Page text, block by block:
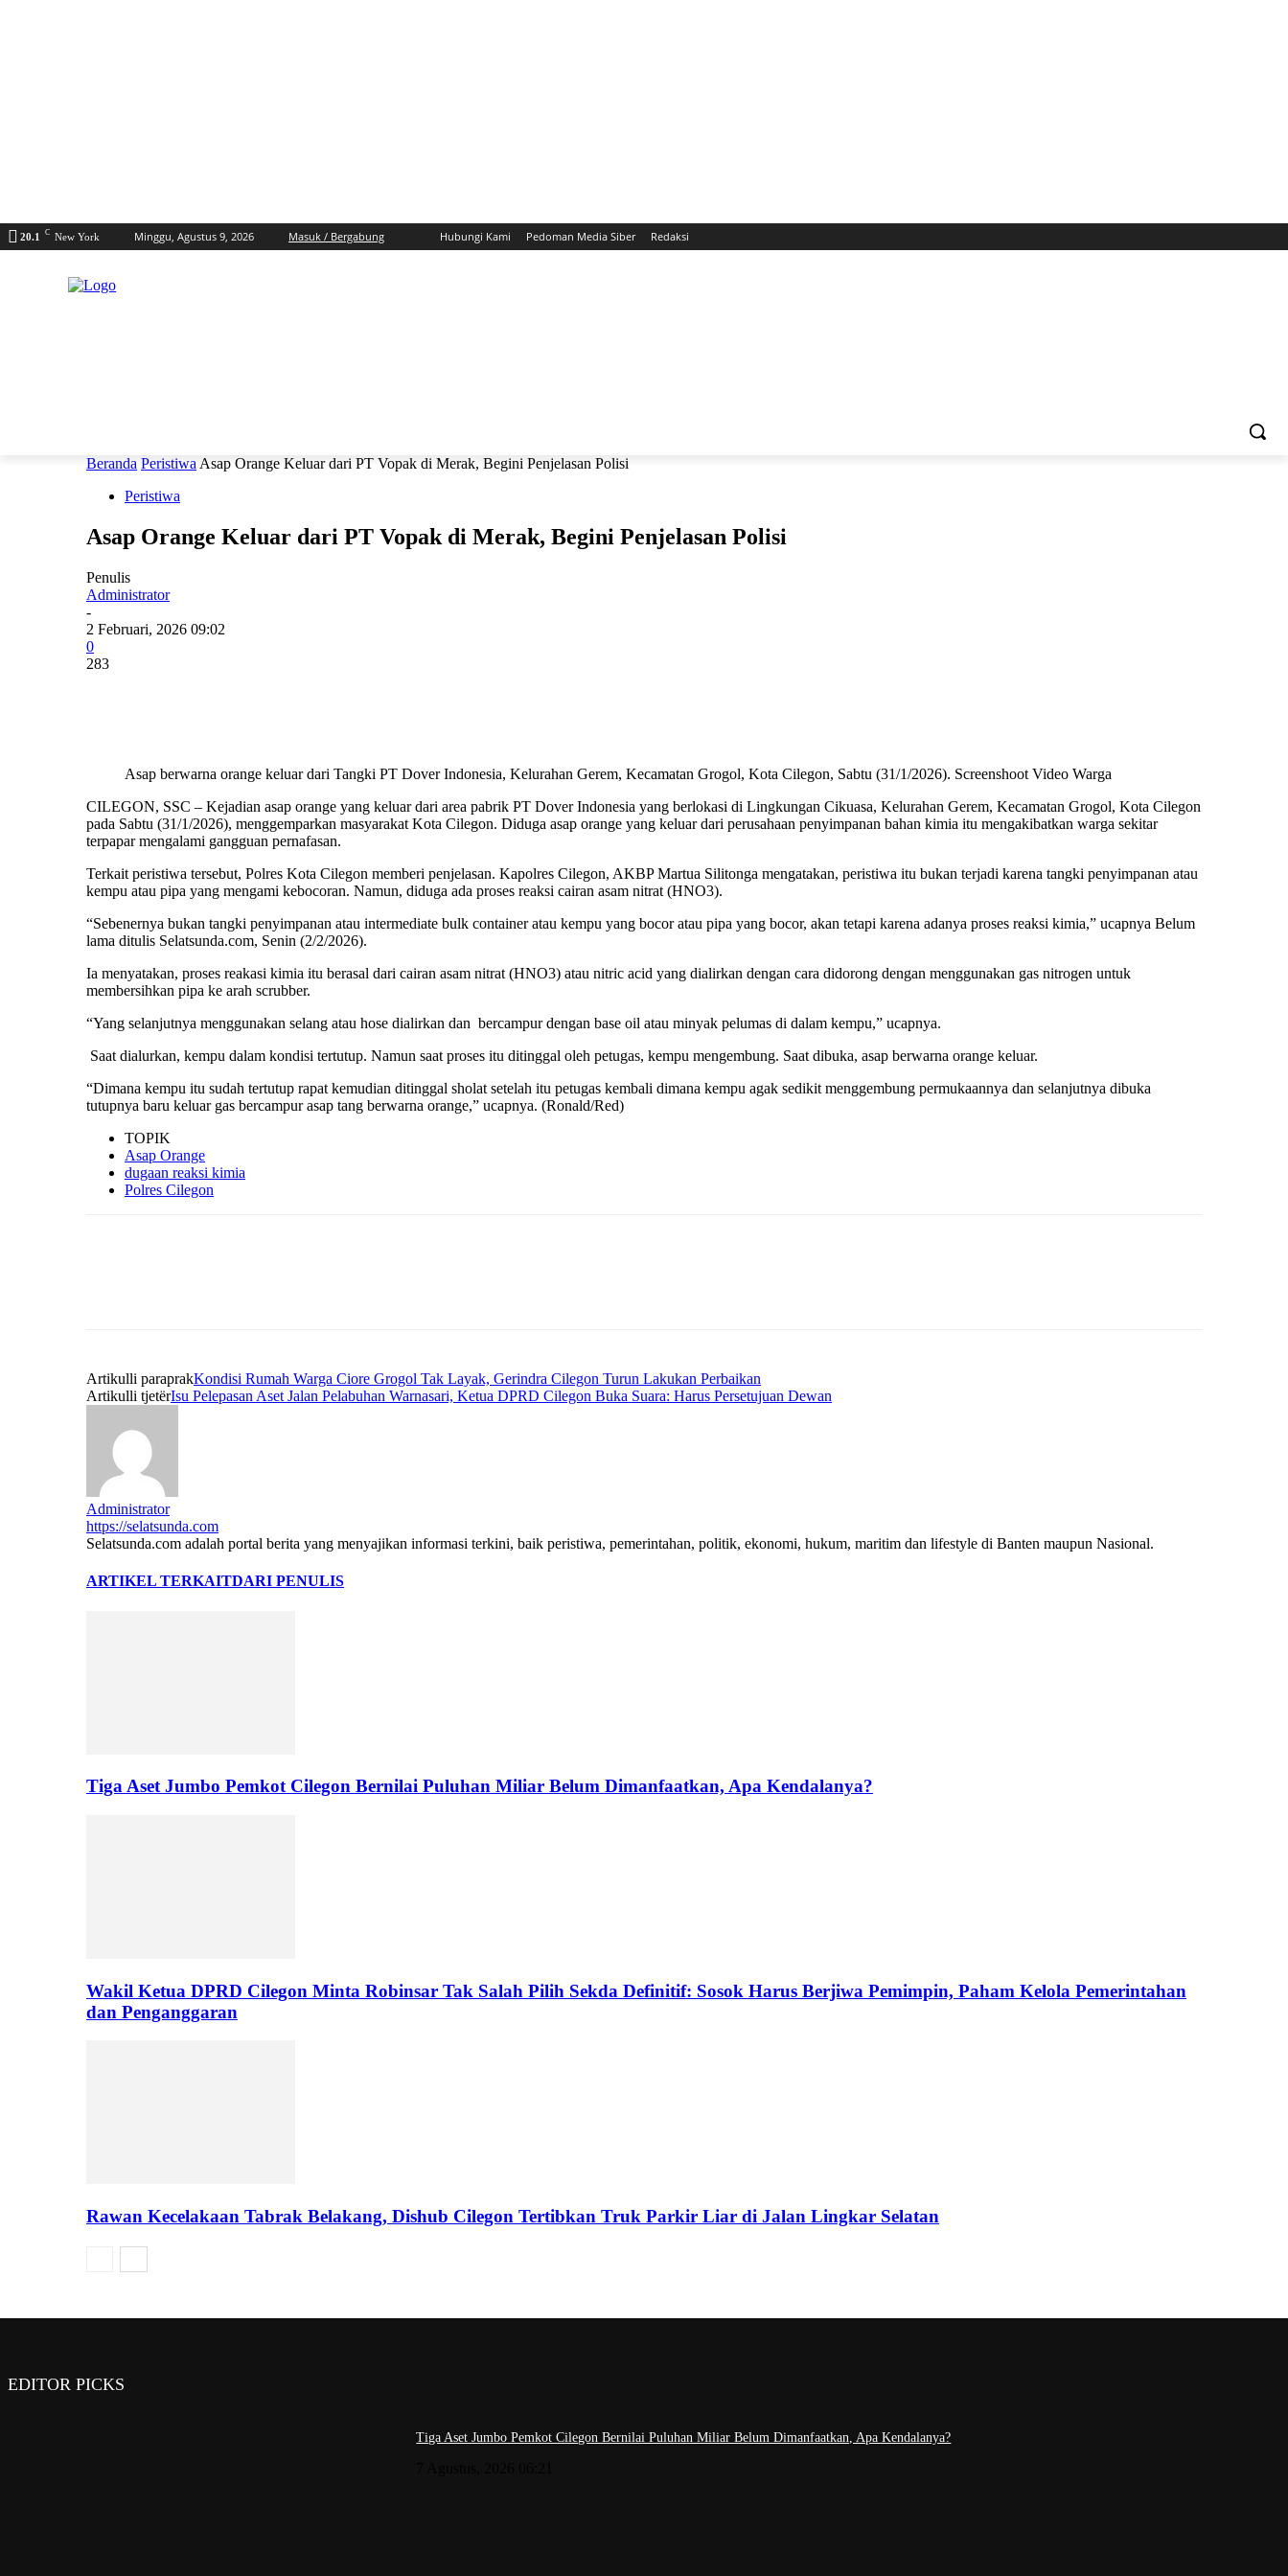
20.1 C New York Minggu, Agustus 9, 2026 Masuk / Bergabung Hubungi Kami Pedoman Media Siber Redaksi
Beranda Peristiwa Asap Orange Keluar dari PT Vopak di Merak, Begini Penjelasan Polisi
Peristiwa
Asap Orange Keluar dari PT Vopak di Merak, Begini Penjelasan Polisi
Penulis
Administrator
-
2 Februari, 2026 09:02
0
283
Asap berwarna orange keluar dari Tangki PT Dover Indonesia, Kelurahan Gerem, Kecamatan Grogol, Kota Cilegon, Sabtu (31/1/2026). Screenshoot Video Warga
CILEGON, SSC – Kejadian asap orange yang keluar dari area pabrik PT Dover Indonesia yang berlokasi di Lingkungan Cikuasa, Kelurahan Gerem, Kecamatan Grogol, Kota Cilegon
pada Sabtu (31/1/2026), menggemparkan masyarakat Kota Cilegon. Diduga asap orange yang keluar dari perusahaan penyimpanan bahan kimia itu mengakibatkan warga sekitar
terpapar mengalami gangguan pernafasan.
Terkait peristiwa tersebut, Polres Kota Cilegon memberi penjelasan. Kapolres Cilegon, AKBP Martua Silitonga mengatakan, peristiwa itu bukan terjadi karena tangki penyimpanan atau
kempu atau pipa yang mengami kebocoran. Namun, diduga ada proses reaksi cairan asam nitrat (HNO3).
“Sebenernya bukan tangki penyimpanan atau intermediate bulk container atau kempu yang bocor atau pipa yang bocor, akan tetapi karena adanya proses reaksi kimia,” ucapnya Belum
lama ditulis Selatsunda.com, Senin (2/2/2026).
Ia menyatakan, proses reakasi kimia itu berasal dari cairan asam nitrat (HNO3) atau nitric acid yang dialirkan dengan cara didorong dengan menggunakan gas nitrogen untuk
membersihkan pipa ke arah scrubber.
“Yang selanjutnya menggunakan selang atau hose dialirkan dan bercampur dengan base oil atau minyak pelumas di dalam kempu,” ucapnya.
Saat dialurkan, kempu dalam kondisi tertutup. Namun saat proses itu ditinggal oleh petugas, kempu mengembung. Saat dibuka, asap berwarna orange keluar.
“Dimana kempu itu sudah tertutup rapat kemudian ditinggal sholat setelah itu petugas kembali dimana kempu agak sedikit menggembung permukaannya dan selanjutnya dibuka
tutupnya baru keluar gas bercampur asap tang berwarna orange,” ucapnya. (Ronald/Red)
TOPIK
Asap Orange
dugaan reaksi kimia
Polres Cilegon
Artikulli paraprakKondisi Rumah Warga Ciore Grogol Tak Layak, Gerindra Cilegon Turun Lakukan Perbaikan
Artikulli tjetërIsu Pelepasan Aset Jalan Pelabuhan Warnasari, Ketua DPRD Cilegon Buka Suara: Harus Persetujuan Dewan
Administrator
https://selatsunda.com
Selatsunda.com adalah portal berita yang menyajikan informasi terkini, baik peristiwa, pemerintahan, politik, ekonomi, hukum, maritim dan lifestyle di Banten maupun Nasional.
ARTIKEL TERKAITDARI PENULIS
Tiga Aset Jumbo Pemkot Cilegon Bernilai Puluhan Miliar Belum Dimanfaatkan, Apa Kendalanya?
Wakil Ketua DPRD Cilegon Minta Robinsar Tak Salah Pilih Sekda Definitif: Sosok Harus Berjiwa Pemimpin, Paham Kelola Pemerintahan
dan Penganggaran
Rawan Kecelakaan Tabrak Belakang, Dishub Cilegon Tertibkan Truk Parkir Liar di Jalan Lingkar Selatan
EDITOR PICKS
Tiga Aset Jumbo Pemkot Cilegon Bernilai Puluhan Miliar Belum Dimanfaatkan, Apa Kendalanya?